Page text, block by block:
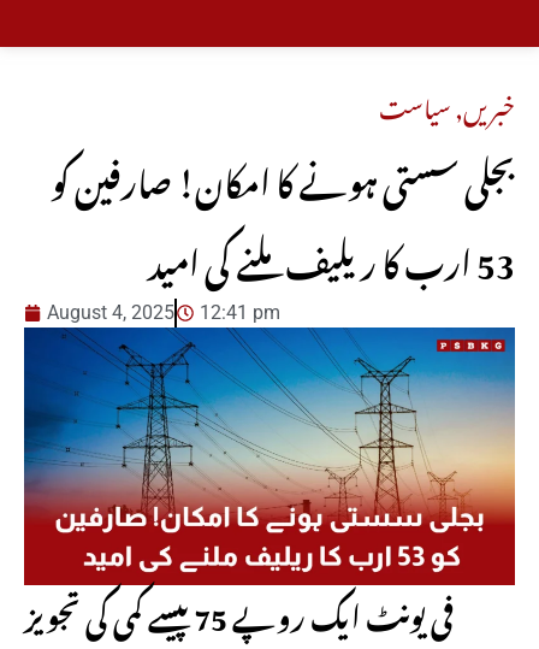
خبریں,سیاست
بجلی سستی ہونے کا امکان! صارفین کو
53 ارب کا ریلیف ملنے کی امید
August 4, 2025 12:41 pm
فی یونٹ ایک روپے 75 پیسے کمی کی تجویز